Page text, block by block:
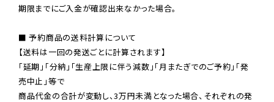
期限までにご入金が確認出来なかった場合。
■ 予約商品の送料計算について
【送料は一回の発送ごとに計算されます】
「延期」「分納」「生産上限に伴う減数」「月またぎでのご予約」「発
売中止」等で
商品代金の合計が変動し、3万円未満となった場合、それぞれの発